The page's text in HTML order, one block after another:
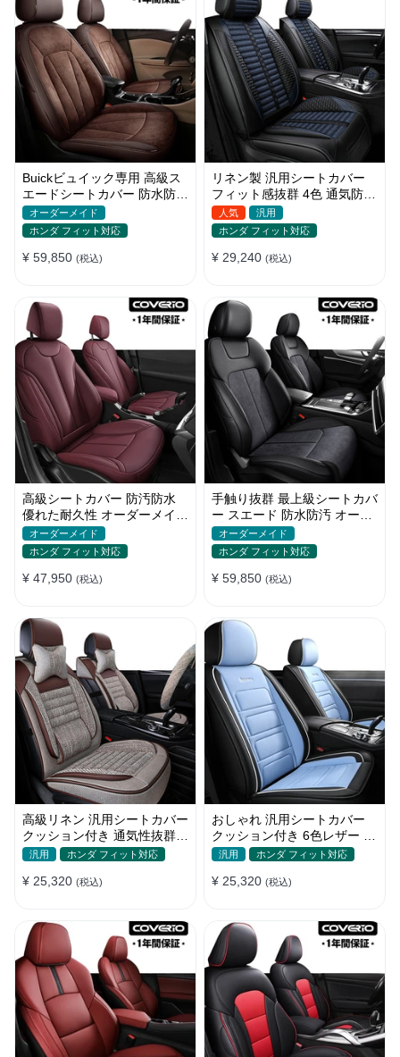
Buickビュイック専用 高級ス
エードシートカバー 防水防汚
手触り抜群 4色 オーダーメイ
ド
オーダーメイド
ホンダ フィット対応
¥ 59,850 (税込)
リネン製 汎用シートカバー
フィット感抜群 4色 通気防水
耐摩耗性 軽/普自動車 SUV
人気
汎用
ホンダ フィット対応
¥ 29,240 (税込)
高級シートカバー 防汚防水
優れた耐久性 オーダーメイド
オーダーメイド
ホンダ フィット対応
¥ 47,950 (税込)
手触り抜群 最上級シートカバ
ー スエード 防水防汚 オーダ
ーメイド おしゃれ 全席セッ
ト
オーダーメイド
ホンダ フィット対応
¥ 59,850 (税込)
高級リネン 汎用シートカバー
クッション付き 通気性抜群
接触冷感 軽/普自動車
汎用 ホンダ フィット対応
¥ 25,320 (税込)
おしゃれ 汎用シートカバー
クッション付き 6色レザー 防
水防汚 耐久性 軽/普自動車
汎用 ホンダ フィット対応
¥ 25,320 (税込)